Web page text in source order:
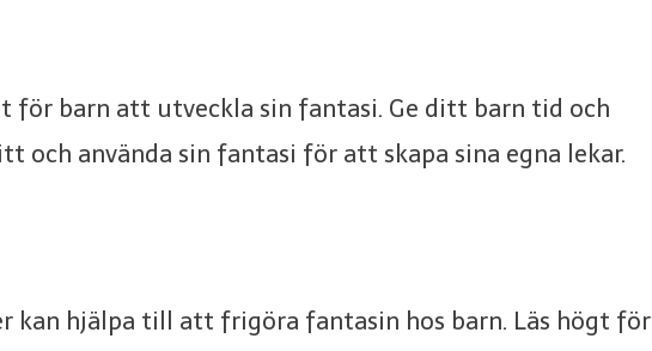
för barn att utveckla sin fantasi. Ge ditt barn tid och
och använda sin fantasi för att skapa sina egna lekar.
kan hjälpa till att frigöra fantasin hos barn. Läs högt för